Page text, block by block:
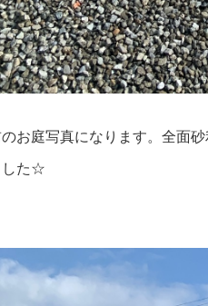
お庭写真になります。全面
した☆